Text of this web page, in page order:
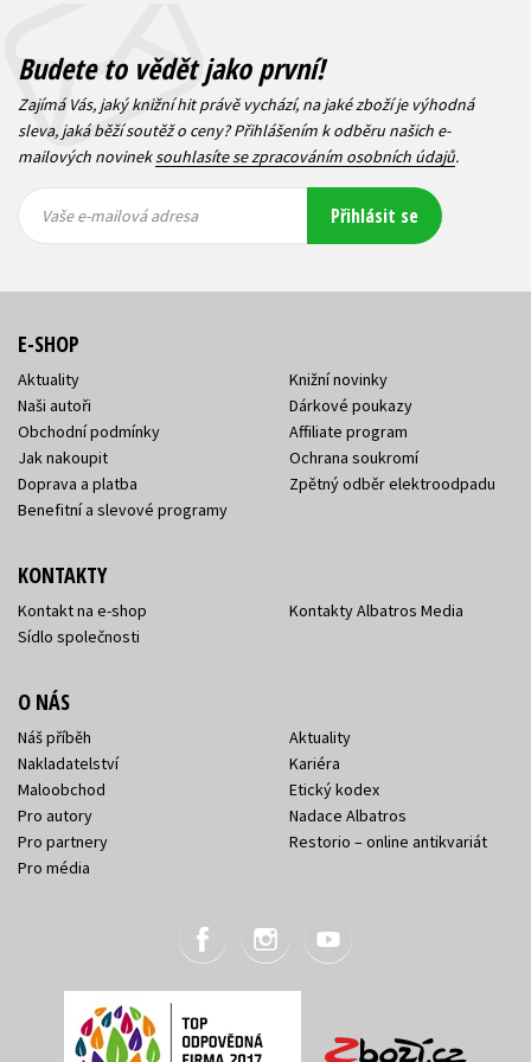
Budete to vědět jako první!
Zajímá Vás, jaký knižní hit právě vychází, na jaké zboží je výhodná
sleva, jaká běží soutěž o ceny? Přihlášením k odběru našich e-
mailových novineksouhlasíte se zpracováním osobních údajů.
mailová
mailová
Vaše e-mailová adresa Přihlásit se
E-SHOP
Aktuality
Naši autoři
Obchodní podmínky
Jak nakoupit
Doprava a platba
Benefitní a slevové programy
Knižní novinky
Dárkové poukazy
Affiliate program
Ochrana soukromí
Zpětný odběr elektroodpadu
KONTAKTY
Kontakt na e-shop
Sídlo společnosti
Kontakty Albatros Media
O NÁS
Náš příběh
Nakladatelství
Maloobchod
Pro autory
Pro partnery
Pro média
Aktuality
Kariéra
Etický kodex
Nadace Albatros
Restorio – online antikvariát